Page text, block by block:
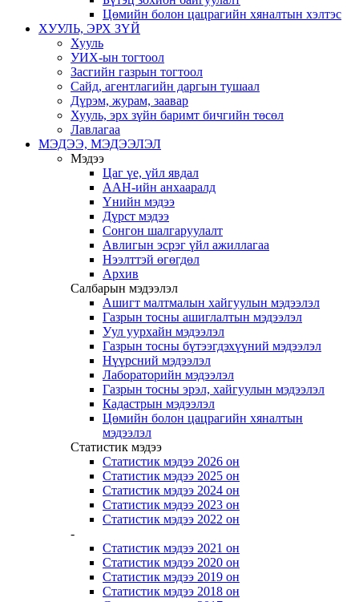
Цөмийн болон цацрагийн хяналтын хэлтэс
ХУУЛЬ, ЭРХ ЗҮЙ
Хууль
УИХ-ын тогтоол
Засгийн газрын тогтоол
Сайд, агентлагийн даргын тушаал
Дүрэм, журам, заавар
Хууль, эрх зүйн баримт бичгийн төсөл
Лавлагаа
МЭДЭЭ, МЭДЭЭЛЭЛ
Мэдээ
Цаг үе, үйл явдал
ААН-ийн анхааралд
Үнийн мэдээ
Дүрст мэдээ
Сонгон шалгаруулалт
Авлигын эсрэг үйл ажиллагаа
Нээлттэй өгөгдөл
Архив
Салбарын мэдээлэл
Ашигт малтмалын хайгуулын мэдээлэл
Газрын тосны ашиглалтын мэдээлэл
Уул уурхайн мэдээлэл
Газрын тосны бүтээгдэхүүний мэдээлэл
Нүүрсний мэдээлэл
Лабораторийн мэдээлэл
Газрын тосны эрэл, хайгуулын мэдээлэл
Кадастрын мэдээлэл
Цөмийн болон цацрагийн хяналтын
мэдээлэл
Статистик мэдээ
Статистик мэдээ 2026 он
Статистик мэдээ 2025 он
Статистик мэдээ 2024 он
Статистик мэдээ 2023 он
Статистик мэдээ 2022 он
-
Статистик мэдээ 2021 он
Статистик мэдээ 2020 он
Статистик мэдээ 2019 он
Статистик мэдээ 2018 он